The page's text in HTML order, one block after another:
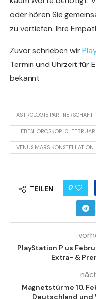
oder hören Sie
zu vertiefen. Ihre
Zuvor schrieben wir
Termin und Uhrzeit für
bekannt
ASTROLOGIE PARTNERSCHAFT
LIEBESHOROSKOP 10. FEBRUAR
VENUS MARS KONSTELLATION
TEILEN 0
PlayStation Plus
Extra- &
Magnetstürme 10.
Deutschland und